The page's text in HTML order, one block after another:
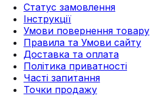
Статус замовлення
Інструкції
Умови повернення товару
Правила та Умови сайту
Доставка та оплата
Політика приватності
Часті запитання
Точки продажу